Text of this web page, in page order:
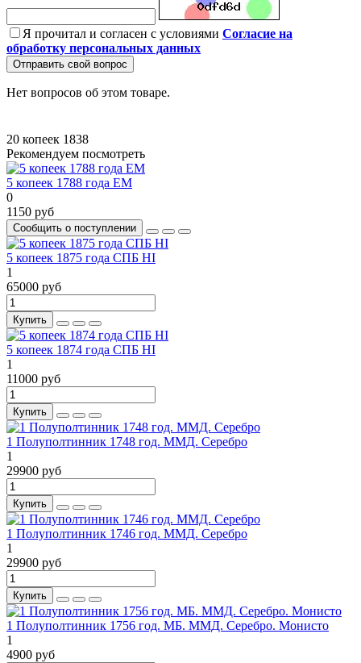
Я прочитал и согласен с условиями Согласие на
обработку персональных данных
Отправить свой вопрос
Нет вопросов об этом товаре.
20 копеек 1838
Рекомендуем посмотреть
5 копеек 1788 года ЕМ
0
1150 руб
Сообщить о поступлении
5 копеек 1875 года СПБ НI
1
65000 руб
Купить
5 копеек 1874 года СПБ НI
1
11000 руб
Купить
1 Полуполтинник 1748 год. ММД. Серебро
1
29900 руб
Купить
1 Полуполтинник 1746 год. ММД. Серебро
1
29900 руб
Купить
1 Полуполтинник 1756 год. МБ. ММД. Серебро. Монисто
1
4900 руб